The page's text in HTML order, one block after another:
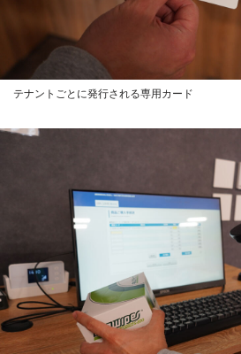
テナントごとに発行される専用カード